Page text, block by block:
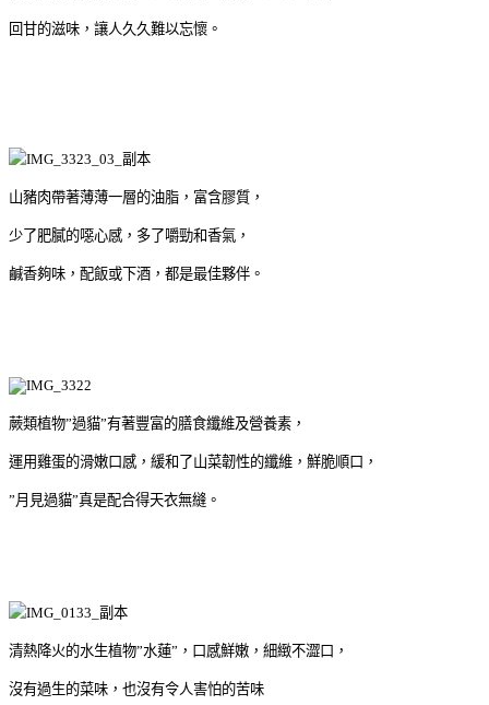
回甘的滋味，讓人久久難以忘懷。
山豬肉帶著薄薄一層的油脂，富含膠質，
少了肥膩的噁心感，多了嚼勁和香氣，
鹹香夠味，配飯或下酒，都是最佳夥伴。
蕨類植物”過貓”有著豐富的膳食纖維及營養素，
運用雞蛋的滑嫩口感，緩和了山菜韌性的纖維，鮮脆順口，
” 月見過貓”真是配合得天衣無縫。
清熱降火的水生植物”水蓮” ，口感鮮嫩，細緻不澀口，
沒有過生的菜味，也沒有令人害怕的苦味